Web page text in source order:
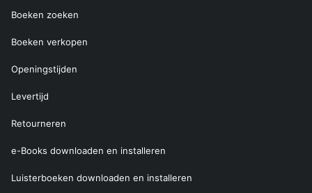
Boeken zoeken
Boeken verkopen
Openingstijden
Levertijd
Retourneren
e-Books downloaden en installeren
Luisterboeken downloaden en installeren